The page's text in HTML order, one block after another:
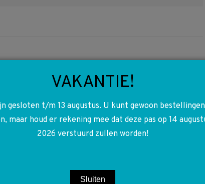
A0015426719 0015426719
W107 W123 W124 W126
W129 W140 W201 W202
VAKANTIE!
gesloten t/m 13 augustus. U kunt gewoon bestellingen
maar houd er rekening mee dat deze pas op 14
2026 verstuurd zullen worden!
Sluiten